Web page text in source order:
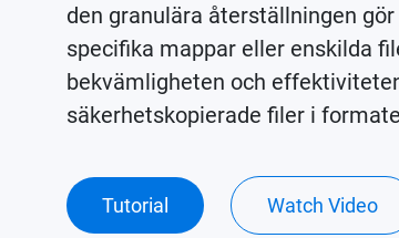
den granulära återställningen
specifika mappar eller enskilda
bekvämligheten och
säkerhetskopierade filer i
Tutorial Watch Video